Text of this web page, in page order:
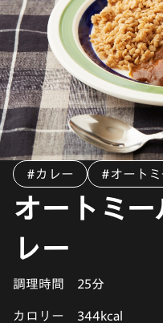
#カレー #オートミ
オートミー
レー
調理時間 25分
カロリー 344kcal